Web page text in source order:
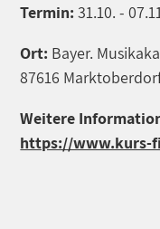
Termin:31.10. -
Ort: Bayer.
87616
Weitere
https://www.kurs-